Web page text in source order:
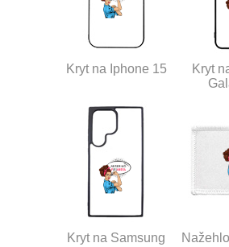
Kryt na Iphone 15
Kryt
Kryt na Samsung